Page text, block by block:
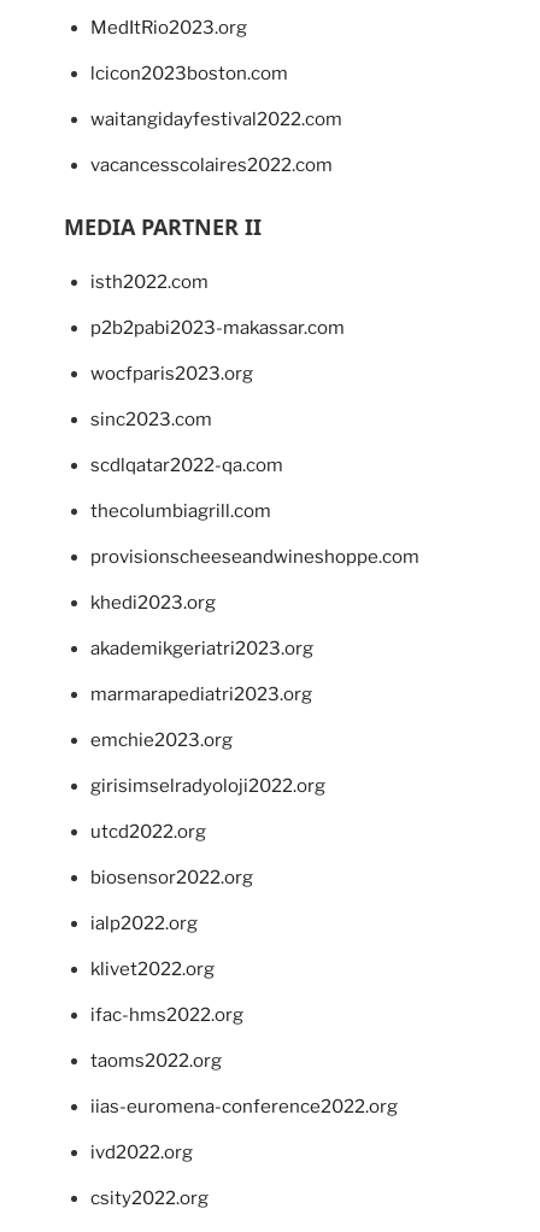
MedItRio2023.org
lcicon2023boston.com
waitangidayfestival2022.com
vacancesscolaires2022.com
MEDIA PARTNER II
isth2022.com
p2b2pabi2023-makassar.com
wocfparis2023.org
sinc2023.com
scdlqatar2022-qa.com
thecolumbiagrill.com
provisionscheeseandwineshoppe.com
khedi2023.org
akademikgeriatri2023.org
marmarapediatri2023.org
emchie2023.org
girisimselradyoloji2022.org
utcd2022.org
biosensor2022.org
ialp2022.org
klivet2022.org
ifac-hms2022.org
taoms2022.org
iias-euromena-conference2022.org
ivd2022.org
csity2022.org